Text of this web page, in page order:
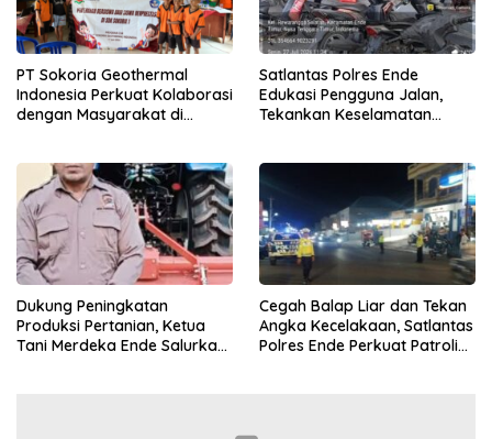
PT Sokoria Geothermal
Indonesia Perkuat Kolaborasi
dengan Masyarakat di
Satlantas Polres Ende
Edukasi Pengguna Jalan,
Tekankan Keselamatan
Dukung Peningkatan
Produksi Pertanian, Ketua
Tani Merdeka Ende Salurkan
Cegah Balap Liar dan Tekan
Angka Kecelakaan, Satlantas
Polres Ende Perkuat Patroli